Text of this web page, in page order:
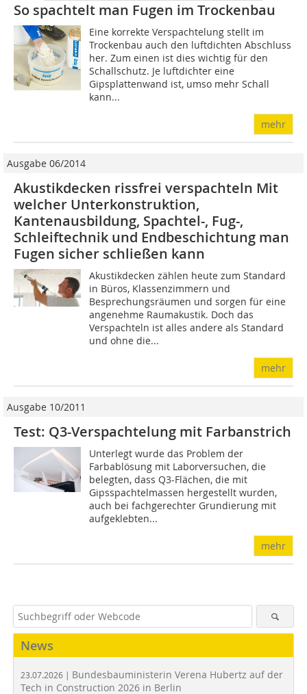
So spachtelt man Fugen im Trockenbau
Eine korrekte Verspachtelung stellt im
Trockenbau auch den luftdichten Abschluss
her. Zum einen ist dies wichtig für den
Schallschutz. Je luftdichter eine
Gipsplattenwand ist, umso mehr Schall
kann...
mehr
Ausgabe 06/2014
Akustikdecken rissfrei verspachteln Mit
welcher Unterkonstruktion,
Kantenausbildung, Spachtel-, Fug-,
Schleiftechnik und Endbeschichtung man
Fugen sicher schließen kann
Akustikdecken zählen heute zum Standard
in Büros, Klassenzimmern und
Besprechungsräumen und sorgen für eine
angenehme Raumakustik. Doch das
Verspachteln ist alles andere als Standard
und ohne die...
mehr
Ausgabe 10/2011
Test: Q3-Verspachtelung mit Farbanstrich
Unterlegt wurde das Problem der
Farbablösung mit Laborversuchen, die
belegten, dass Q3-Flächen, die mit
Gipsspachtelmassen hergestellt wurden,
auch bei fachgerechter Grundierung mit
aufgeklebten...
mehr
News
23.07.2026 | Bundesbauministerin Verena Hubertz auf der
Tech in Construction 2026 in Berlin